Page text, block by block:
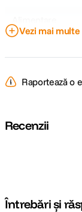
CAP BLIT SI
Cap bounce
Compatibilitate
Vezi mai
Raportează o
Recenzii
Întrebări și